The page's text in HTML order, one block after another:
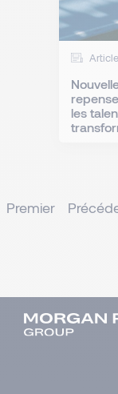
les
Premier